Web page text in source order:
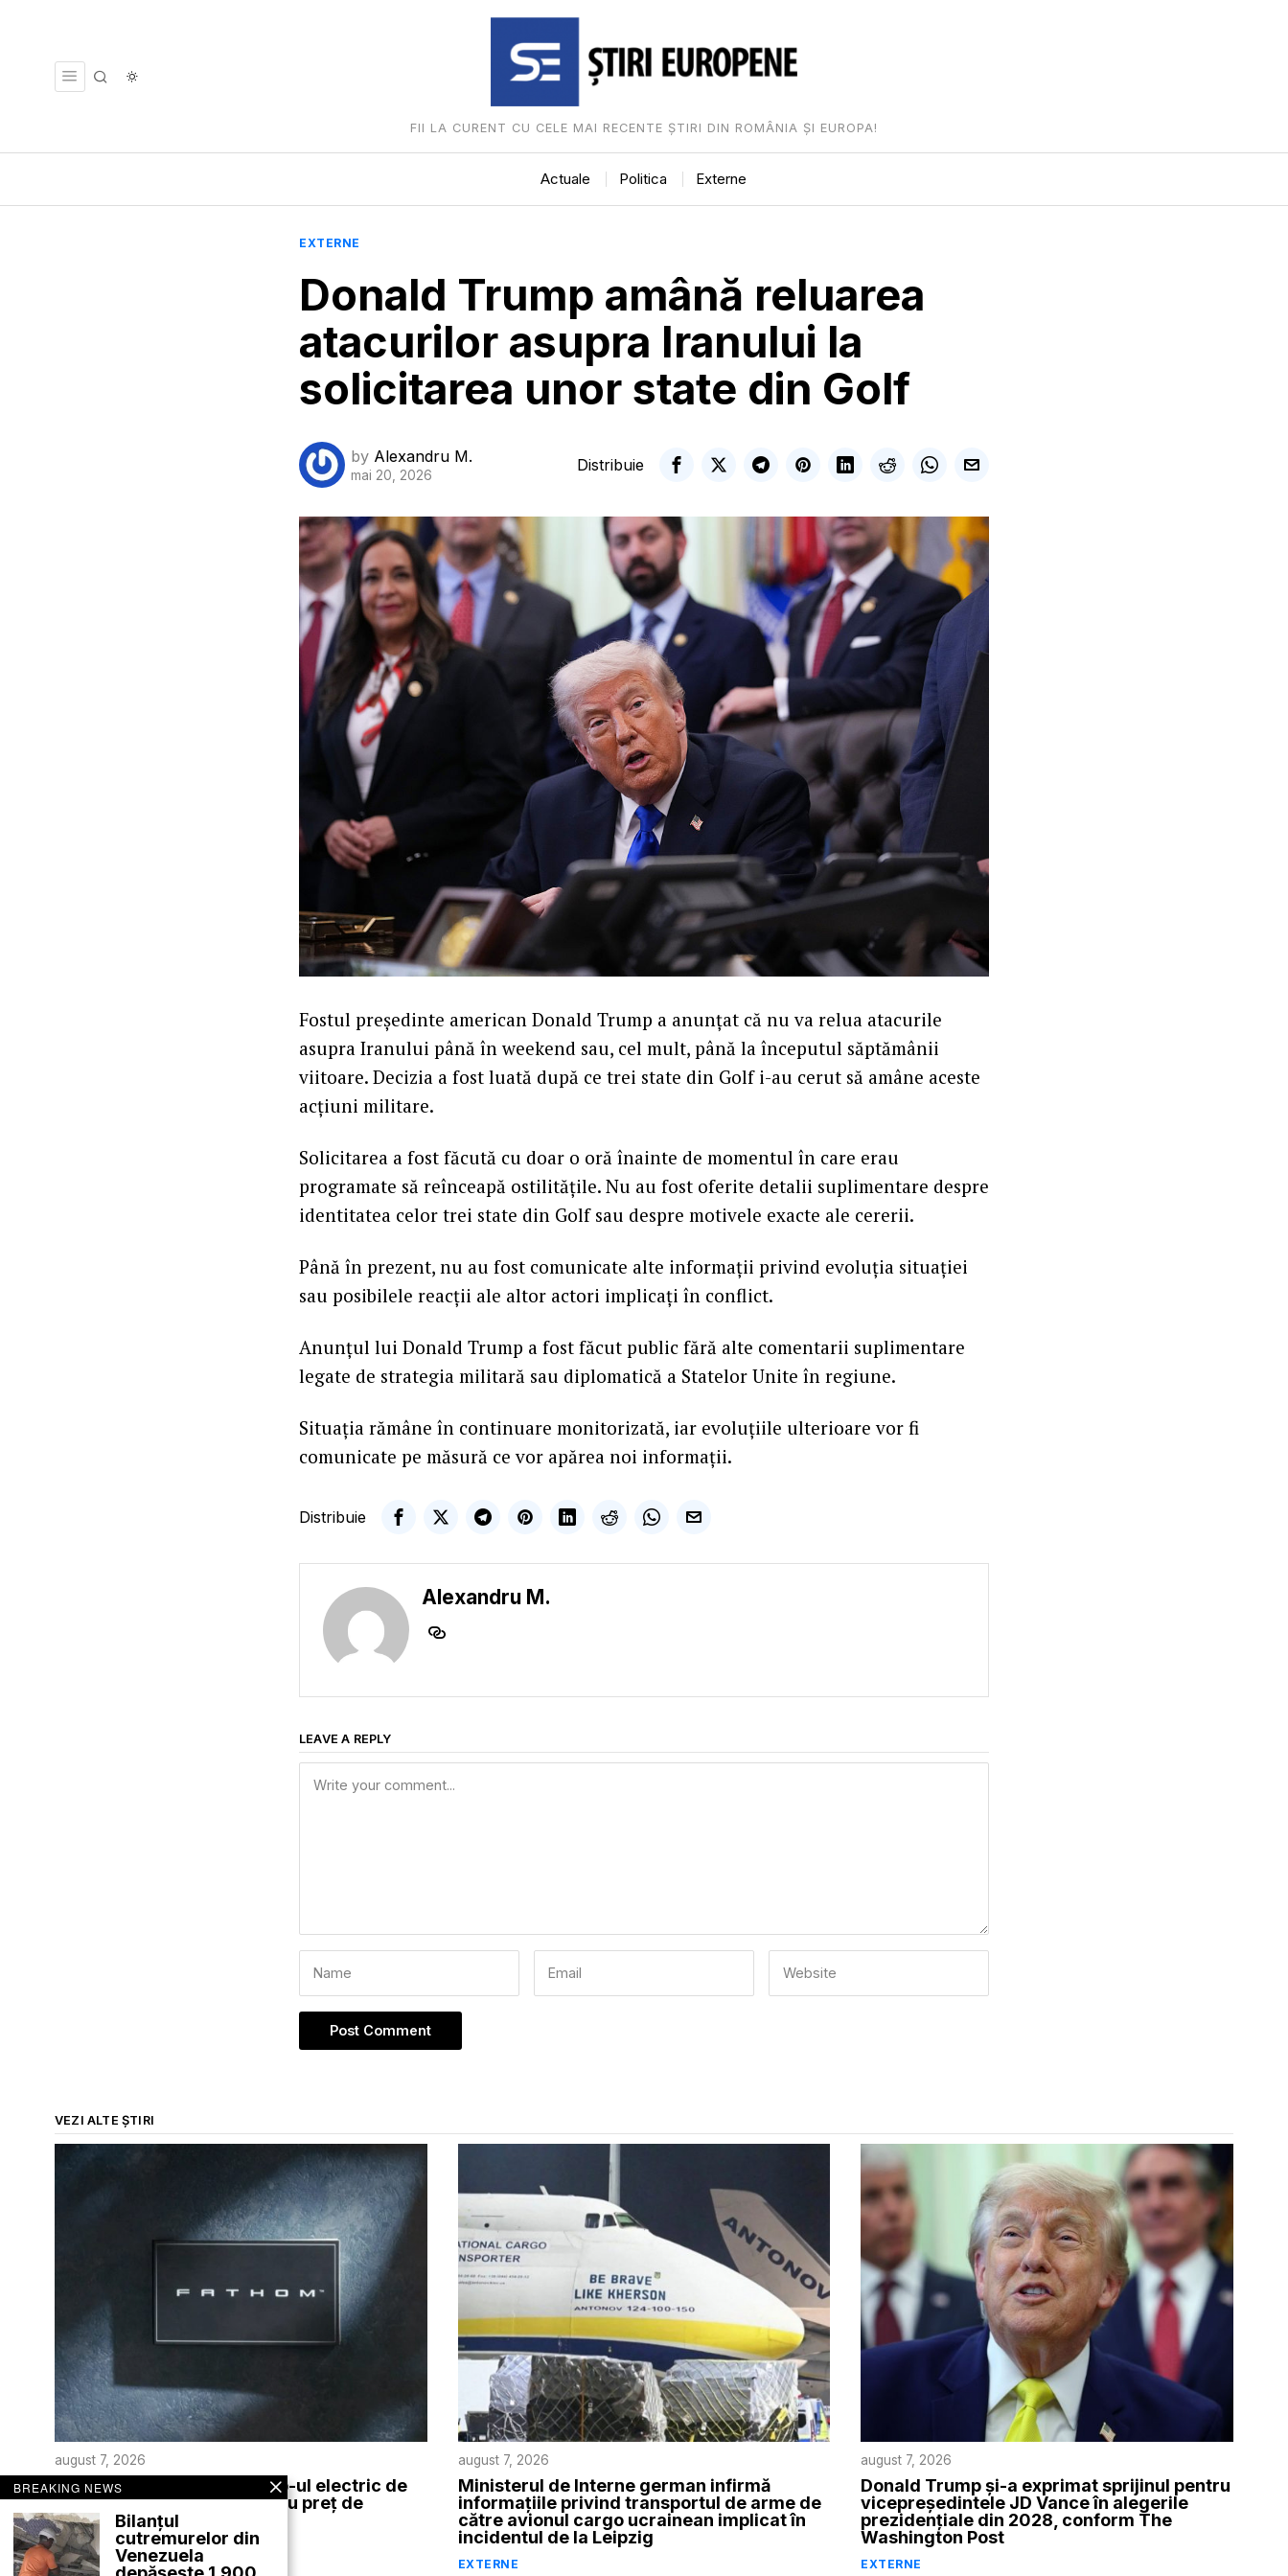
FII LA CURENT CU CELE MAI RECENTE ȘTIRI DIN ROMÂNIA ȘI EUROPA!
Actuale Politica Externe
EXTERNE
Donald Trump amână reluarea
atacurilor asupra Iranului la
solicitarea unor state din Golf
by Alexandru M.
mai 20, 2026
Distribuie
Fostul președinte american Donald Trump a anunțat că nu va relua atacurile
asupra Iranului până în weekend sau, cel mult, până la începutul săptămânii
viitoare. Decizia a fost luată după ce trei state din Golf i-au cerut să amâne aceste
acțiuni militare.
Solicitarea a fost făcută cu doar o oră înainte de momentul în care erau
programate să reînceapă ostilitățile. Nu au fost oferite detalii suplimentare despre
identitatea celor trei state din Golf sau despre motivele exacte ale cererii.
Până în prezent, nu au fost comunicate alte informații privind evoluția situației
sau posibilele reacții ale altor actori implicați în conflict.
Anunțul lui Donald Trump a fost făcut public fără alte comentarii suplimentare
legate de strategia militară sau diplomatică a Statelor Unite în regiune.
Situația rămâne în continuare monitorizată, iar evoluțiile ulterioare vor fi
comunicate pe măsură ce vor apărea noi informații.
Distribuie
Alexandru M.
LEAVE A REPLY
VEZI ALTE ȘTIRI
august 7, 2026
Ford Motor lansează pickup-ul electric de
dimensiuni medii Fathom, cu preț de
pornire de 28.350 de dolari
EXTERNE
august 7, 2026
Ministerul de Interne german infirmă
informațiile privind transportul de arme de
către avionul cargo ucrainean implicat în
incidentul de la Leipzig
EXTERNE
august 7, 2026
Donald Trump și-a exprimat sprijinul pentru
vicepreședintele JD Vance în alegerile
prezidențiale din 2028, conform The
Washington Post
EXTERNE
BREAKING NEWS
Bilanțul
cutremurelor din
Venezuela